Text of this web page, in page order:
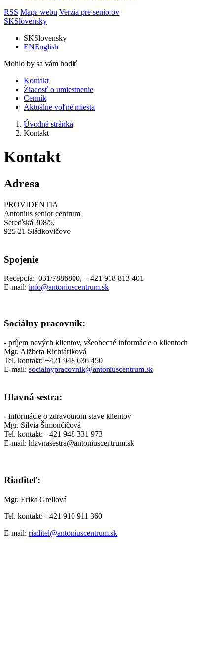
RSS Mapa webu Verzia pre seniorov
SKSlovensky
SKSlovensky
ENEnglish
Mohlo by sa vám hodiť
Kontakt
Žiadosť o umiestnenie
Cenník
Aktuálne voľné miesta
Úvodná stránka
Kontakt
Kontakt
Adresa
PROVIDENTIA
Antonius senior centrum
Sereďská 308/5,
925 21 Sládkovičovo
Spojenie
Recepcia: 031/7886800, +421 918 813 401
E-mail: info@antoniuscentrum.sk
Sociálny pracovník:
- príjem nových klientov, všeobecné informácie o klientoch
Mgr. Alžbeta Richtáriková
Tel. kontakt: +421 948 636 450
E-mail: socialnypracovnik@antoniuscentrum.sk
Hlavná sestra:
- informácie o zdravotnom stave klientov
Mgr. Silvia Šimončičová
Tel. kontakt: +421 948 331 973
E-mail: hlavnasestra@antoniuscentrum.sk
Riaditeľ:
Mgr. Erika Grellová
Tel. kontakt: +421 910 911 360
E-mail: riaditel@antoniuscentrum.sk